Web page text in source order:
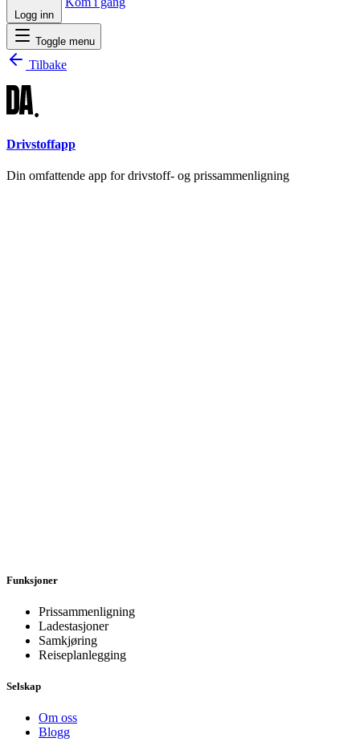
Logg inn
Toggle menu
Tilbake
Drivstoffapp
Din omfattende app for drivstoff- og prissammenligning
Funksjoner
Prissammenligning
Ladestasjoner
Samkjøring
Reiseplanlegging
Selskap
Om oss
Blogg